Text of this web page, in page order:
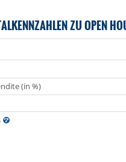
ZU OPEN
(in %)